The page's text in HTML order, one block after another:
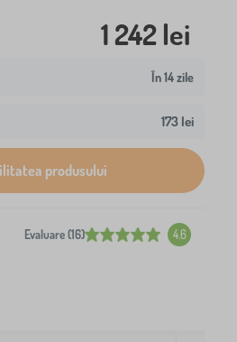
1 242 lei
În 14 zile
173 lei
produsului
Evaluare (16) 4.6